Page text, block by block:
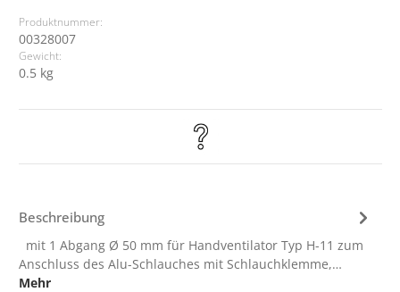
Produktnummer:
00328007
Gewicht:
0.5 kg
Beschreibung
mit 1 Abgang Ø 50 mm für Handventilator Typ H-11 zum
Anschluss des Alu-Schlauches mit Schlauchklemme,…
Mehr